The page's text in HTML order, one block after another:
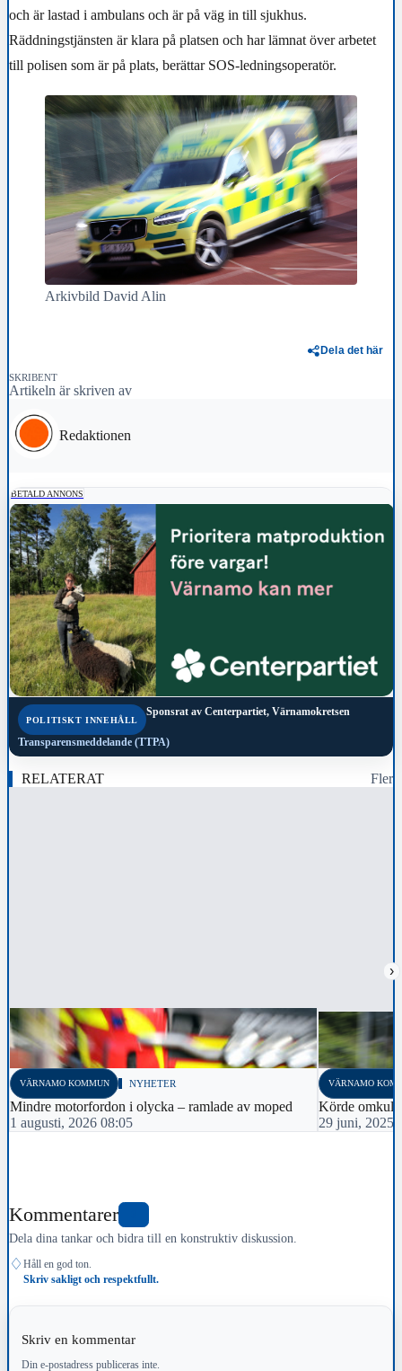
och är lastad i ambulans och är på väg in till sjukhus.
Räddningstjänsten är klara på platsen och har lämnat över arbetet
till polisen som är på plats, berättar SOS-ledningsoperatör.
Arkivbild David Alin
Dela det här
SKRIBENT
Artikeln är skriven av
Redaktionen
BETALD ANNONS
POLITISKT INNEHÅLL
Sponsrat av Centerpartiet, Värnamokretsen
Transparensmeddelande (TTPA)
RELATERAT Fler
›
VÄRNAMO KOMMUN NYHETER
Mindre motorfordon i olycka – ramlade av moped
1 augusti, 2026 08:05
VÄRNAMO
Körde omkull
29 juni, 2025
Kommentarer
Dela dina tankar och bidra till en konstruktiv diskussion.
♢ Håll en god ton.
Skriv sakligt och respektfullt.
Skriv en kommentar
Din e-postadress publiceras inte.